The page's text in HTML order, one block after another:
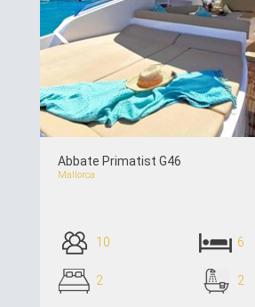
Abbate Primatist G46
Mallorca
10 6
2 2